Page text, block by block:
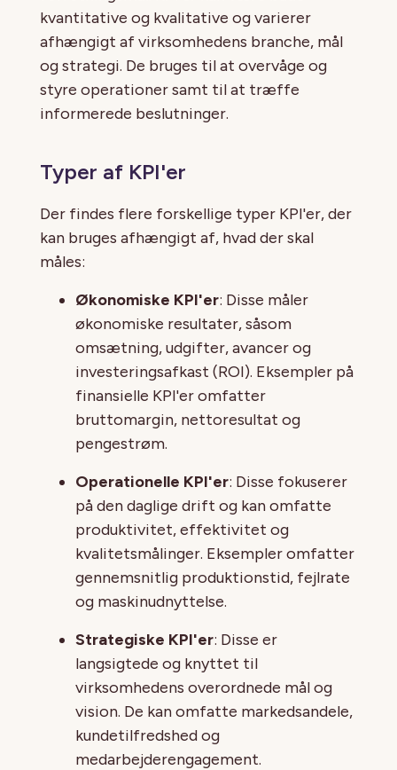
kvantitative og kvalitative og varierer
afhængigt af virksomhedens branche, mål
og strategi. De bruges til at overvåge og
styre operationer samt til at træffe
informerede beslutninger.
Typer af KPI'er
Der findes flere forskellige typer KPI'er, der
kan bruges afhængigt af, hvad der skal
måles:
Økonomiske KPI'er: Disse måler
økonomiske resultater, såsom
omsætning, udgifter, avancer og
investeringsafkast (ROI). Eksempler på
finansielle KPI'er omfatter
bruttomargin, nettoresultat og
pengestrøm.
Operationelle KPI'er: Disse fokuserer
på den daglige drift og kan omfatte
produktivitet, effektivitet og
kvalitetsmålinger. Eksempler omfatter
gennemsnitlig produktionstid, fejlrate
og maskinudnyttelse.
Strategiske KPI'er: Disse er
langsigtede og knyttet til
virksomhedens overordnede mål og
vision. De kan omfatte markedsandele,
kundetilfredshed og
medarbejderengagement.